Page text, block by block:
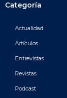
Categoría
Actualidad
Artículos
Entrevistas
Revistas
Podcast